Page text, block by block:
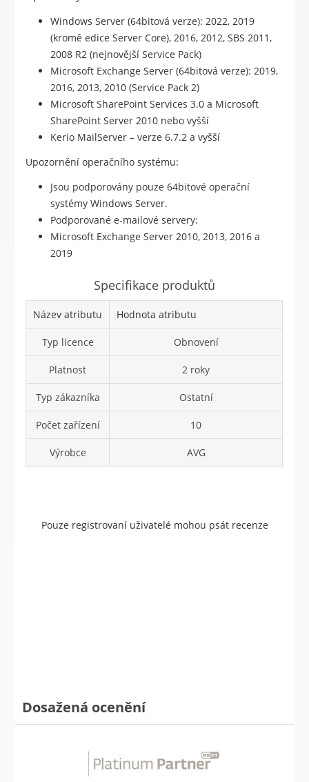
Windows Server (64bitová verze): 2022, 2019
(kromě edice Server Core), 2016, 2012, SBS 2011,
2008 R2 (nejnovější Service Pack)
Microsoft Exchange Server (64bitová verze): 2019,
2016, 2013, 2010 (Service Pack 2)
Microsoft SharePoint Services 3.0 a Microsoft
SharePoint Server 2010 nebo vyšší
Kerio MailServer – verze 6.7.2 a vyšší
Upozornění operačního systému:
Jsou podporovány pouze 64bitové operační
systémy Windows Server.
Podporované e-mailové servery:
Microsoft Exchange Server 2010, 2013, 2016 a
2019
Specifikace produktů
Název atributu Hodnota atributu
Typ licence Obnovení
Platnost 2 roky
Typ zákazníka Ostatní
Počet zařízení 10
Výrobce AVG
Pouze registrovaní uživatelé mohou psát recenze
Dosažená ocenění